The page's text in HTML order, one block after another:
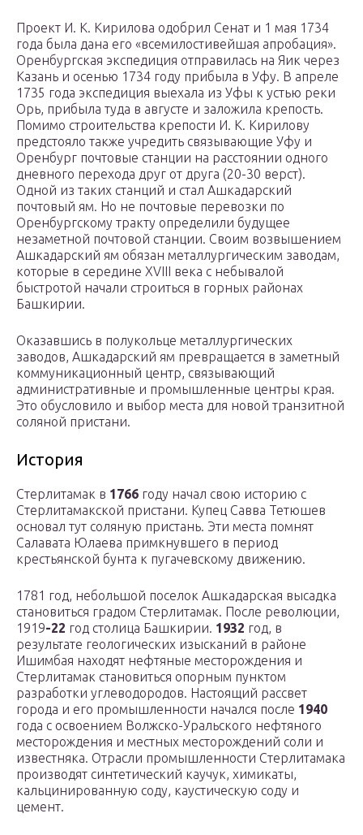
Проект И. К. Кирилова одобрил Сенат и 1 мая 1734
года была дана его «всемилостивейшая апробация».
Оренбургская экспедиция отправилась на Яик через
Казань и осенью 1734 году прибыла в Уфу. В апреле
1735 года экспедиция выехала из Уфы к устью реки
Орь, прибыла туда в августе и заложила крепость.
Помимо строительства крепости И. К. Кирилову
предстояло также учредить связывающие Уфу и
Оренбург почтовые станции на расстоянии одного
дневного перехода друг от друга (20-30 верст).
Одной из таких станций и стал Ашкадарский
почтовый ям. Но не почтовые перевозки по
Оренбургскому тракту определили будущее
незаметной почтовой станции. Своим возвышением
Ашкадарский ям обязан металлургическим заводам,
которые в середине XVIII века с небывалой
быстротой начали строиться в горных районах
Башкирии.
Оказавшись в полукольце металлургических
заводов, Ашкадарский ям превращается в заметный
коммуникационный центр, связывающий
административные и промышленные центры края.
Это обусловило и выбор места для новой транзитной
соляной пристани.
История
Стерлитамак в 1766 году начал свою историю с
Стерлитамакской пристани. Купец Савва Тетюшев
основал тут соляную пристань. Эти места помнят
Салавата Юлаева примкнувшего в период
крестьянской бунта к пугачевскому движению.
1781 год, небольшой поселок Ашкадарская высадка
становиться градом Стерлитамак. После революции,
1919-22 год столица Башкирии. 1932 год, в
результате геологических изысканий в районе
Ишимбая находят нефтяные месторождения и
Стерлитамак становиться опорным пунктом
разработки углеводородов. Настоящий рассвет
города и его промышленности начался после 1940
года с освоением Волжско-Уральского нефтяного
месторождения и местных месторождений соли и
известняка. Отрасли промышленности Стерлитамака
производят синтетический каучук, химикаты,
кальцинированную соду, каустическую соду и
цемент.